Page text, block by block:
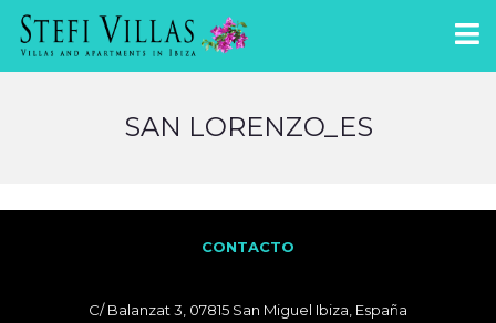
SAN LORENZO_ES
CONTACTO
C/ Balanzat 3, 07815 San Miguel Ibiza, España